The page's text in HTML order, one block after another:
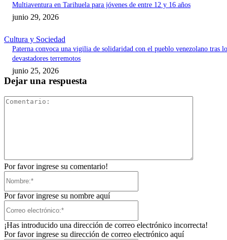
Multiaventura en Tarihuela para jóvenes de entre 12 y 16 años
junio 29, 2026
Cultura y Sociedad
Paterna convoca una vigilia de solidaridad con el pueblo venezolano tras
devastadores terremotos
junio 25, 2026
Dejar una respuesta
Por favor ingrese su comentario!
Por favor ingrese su nombre aquí
¡Has introducido una dirección de correo electrónico incorrecta!
Por favor ingrese su dirección de correo electrónico aquí